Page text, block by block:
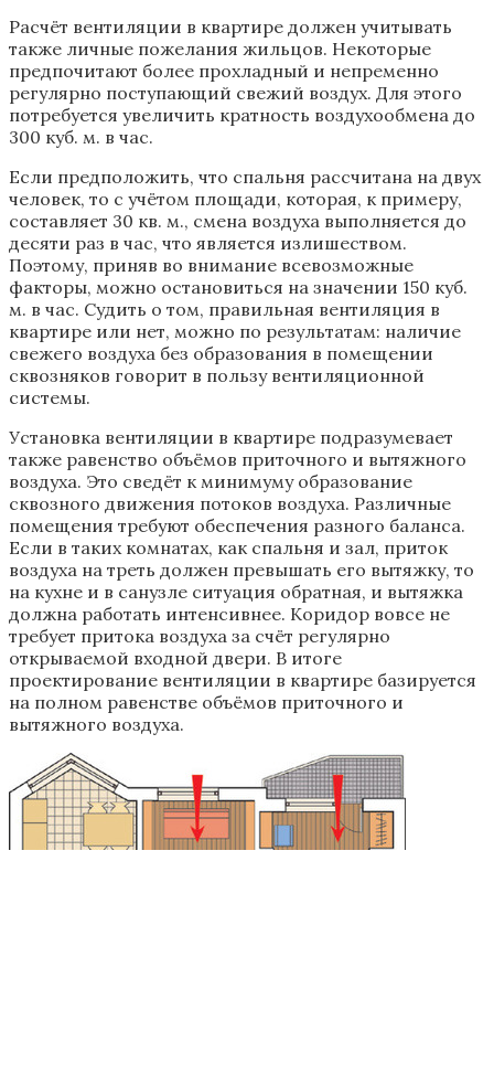
Расчёт вентиляции в квартире должен учитывать
также личные пожелания жильцов. Некоторые
предпочитают более прохладный и непременно
регулярно поступающий свежий воздух. Для этого
потребуется увеличить кратность воздухообмена до
300 куб. м. в час.
Если предположить, что спальня рассчитана на двух
человек, то с учётом площади, которая, к примеру,
составляет 30 кв. м., смена воздуха выполняется до
десяти раз в час, что является излишеством.
Поэтому, приняв во внимание всевозможные
факторы, можно остановиться на значении 150 куб.
м. в час. Судить о том, правильная вентиляция в
квартире или нет, можно по результатам: наличие
свежего воздуха без образования в помещении
сквозняков говорит в пользу вентиляционной
системы.
Установка вентиляции в квартире подразумевает
также равенство объёмов приточного и вытяжного
воздуха. Это сведёт к минимуму образование
сквозного движения потоков воздуха. Различные
помещения требуют обеспечения разного баланса.
Если в таких комнатах, как спальня и зал, приток
воздуха на треть должен превышать его вытяжку, то
на кухне и в санузле ситуация обратная, и вытяжка
должна работать интенсивнее. Коридор вовсе не
требует притока воздуха за счёт регулярно
открываемой входной двери. В итоге
проектирование вентиляции в квартире базируется
на полном равенстве объёмов приточного и
вытяжного воздуха.